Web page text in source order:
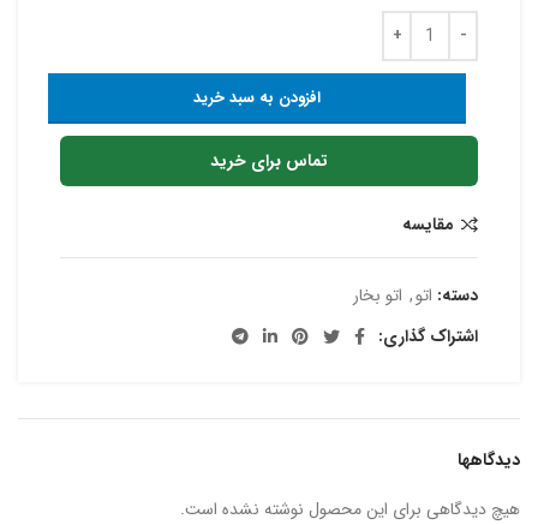
افزودن به سبد خرید
تماس برای خرید
مقایسه
دسته: اتو, اتو بخار
اشتراک گذاری:
دیدگاهها
هیچ دیدگاهی برای این محصول نوشته نشده است.